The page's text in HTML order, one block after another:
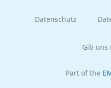
Datenschutz
Gib uns
Part of the